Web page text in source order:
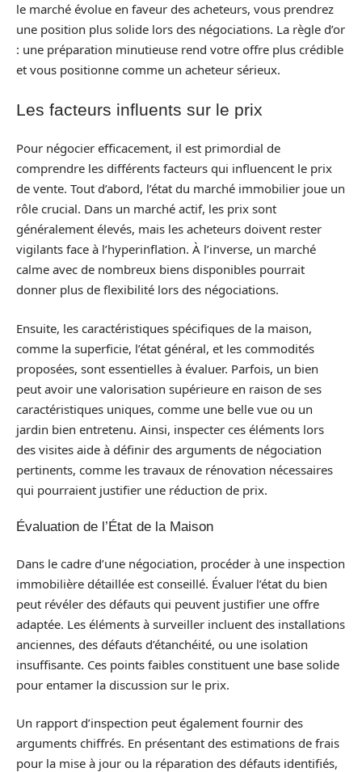
le marché évolue en faveur des acheteurs, vous prendrez
une position plus solide lors des négociations. La règle d’or
: une préparation minutieuse rend votre offre plus crédible
et vous positionne comme un acheteur sérieux.
Les facteurs influents sur le prix
Pour négocier efficacement, il est primordial de
comprendre les différents facteurs qui influencent le prix
de vente. Tout d’abord, l’état du marché immobilier joue un
rôle crucial. Dans un marché actif, les prix sont
généralement élevés, mais les acheteurs doivent rester
vigilants face à l’hyperinflation. À l’inverse, un marché
calme avec de nombreux biens disponibles pourrait
donner plus de flexibilité lors des négociations.
Ensuite, les caractéristiques spécifiques de la maison,
comme la superficie, l’état général, et les commodités
proposées, sont essentielles à évaluer. Parfois, un bien
peut avoir une valorisation supérieure en raison de ses
caractéristiques uniques, comme une belle vue ou un
jardin bien entretenu. Ainsi, inspecter ces éléments lors
des visites aide à définir des arguments de négociation
pertinents, comme les travaux de rénovation nécessaires
qui pourraient justifier une réduction de prix.
Évaluation de l’État de la Maison
Dans le cadre d’une négociation, procéder à une inspection
immobilière détaillée est conseillé. Évaluer l’état du bien
peut révéler des défauts qui peuvent justifier une offre
adaptée. Les éléments à surveiller incluent des installations
anciennes, des défauts d’étanchéité, ou une isolation
insuffisante. Ces points faibles constituent une base solide
pour entamer la discussion sur le prix.
Un rapport d’inspection peut également fournir des
arguments chiffrés. En présentant des estimations de frais
pour la mise à jour ou la réparation des défauts identifiés,